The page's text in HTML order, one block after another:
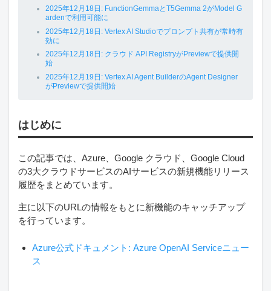
2025年12月18日: FunctionGemmaとT5Gemma 2がModel G
ardenで利用可能に
2025年12月18日: Vertex AI Studioでプロンプト共有が常時有
効に
2025年12月18日: クラウド API RegistryがPreviewで提供開
始
2025年12月19日: Vertex AI Agent BuilderのAgent Designer
がPreviewで提供開始
はじめに
この記事では、Azure、Google クラウド、Google Cloud
の3大クラウドサービスのAIサービスの新規機能リリース
履歴をまとめています。
主に以下のURLの情報をもとに新機能のキャッチアップ
を行っています。
Azure公式ドキュメント: Azure OpenAI Serviceニュー
ス